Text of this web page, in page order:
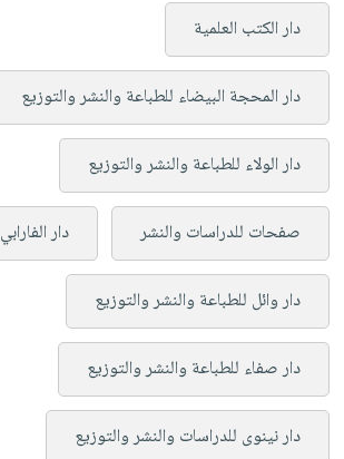
دار الكتب العلمية
دار المحجة البيضاء للطباعة والنشر والتوزيع
دار الولاء للطباعة والنشر والتوزيع
صفحات للدراسات والنشر دار الفارابي
دار وائل للطباعة والنشر والتوزيع
دار صفاء للطباعة والنشر والتوزيع
دار نينوى للدراسات والنشر والتوزيع